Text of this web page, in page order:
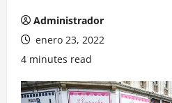
Administrador
enero 23, 2022
4 minutes read